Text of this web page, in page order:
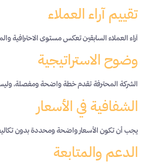
تقييم آراء العملاء
آراء العملاء السابقين تعكس مستوى الاحترافية
وضوح الاستراتيجية
الشركة المحترفة تقدم خطة واضحة ومفصلة،
الشفافية في الأسعار
يجب أن تكون الأسعار واضحة ومحددة بدون
الدعم والمتابعة